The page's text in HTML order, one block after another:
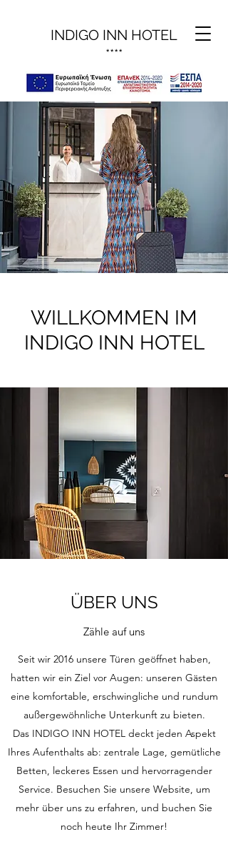
INDIGO INN HOTEL
****
WILLKOMMEN IM
INDIGO INN HOTEL
ÜBER UNS
Zähle auf uns
Seit wir 2016 unsere Türen geöffnet haben,
hatten wir ein Ziel vor Augen: unseren Gästen
eine komfortable, erschwingliche und rundum
außergewöhnliche Unterkunft zu bieten.
Das INDIGO INN HOTEL deckt jeden Aspekt
Ihres Aufenthalts ab: zentrale Lage, gemütliche
Betten, leckeres Essen und hervorragender
Service. Besuchen Sie unsere Website, um
mehr über uns zu erfahren, und buchen Sie
noch heute Ihr Zimmer!